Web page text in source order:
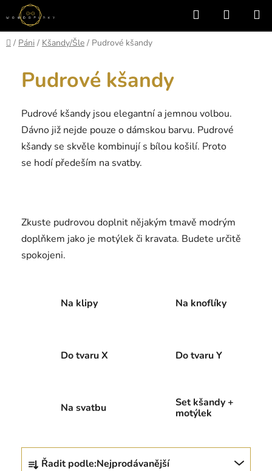
Přejít
na
obsah
Hledat
KOŠÍK
Domů
/ Páni / Kšandy/Šle / Pudrové kšandy
Pudrové kšandy
Pudrové kšandy jsou elegantní a jemnou volbou.
Dávno již nejde pouze o dámskou barvu. Pudrové
kšandy se skvěle kombinují s bílou košilí. Proto
se hodí předeším na svatby.
Zkuste pudrovou doplnit nějakým tmavě modrým
doplňkem jako je motýlek či kravata. Budete určitě
spokojeni.
Na klipy Na knoflíky
Do tvaru X Do tvaru Y
Na svatbu
Set kšandy +
motýlek
Ř
Řadit podle:Nejprodávanější